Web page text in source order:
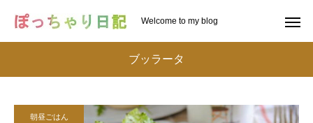
Welcome to my blog
ブッラータ
朝昼ごはん